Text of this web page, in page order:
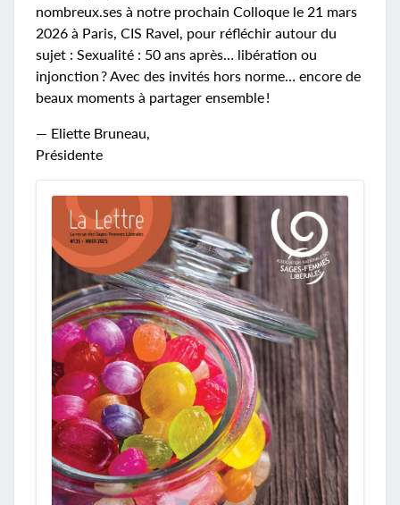
nombreux.ses à notre prochain Colloque le 21 mars
2026 à Paris, CIS Ravel, pour réfléchir autour du
sujet : Sexualité : 50 ans après… libération ou
injonction ? Avec des invités hors norme… encore de
beaux moments à partager ensemble !
— Eliette Bruneau,
Présidente